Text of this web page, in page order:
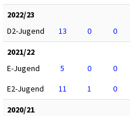
2022/23
D2-Jugend
13 0 0
2021/22
E-Jugend
5 0 0
E2-Jugend
11 1 0
2020/21